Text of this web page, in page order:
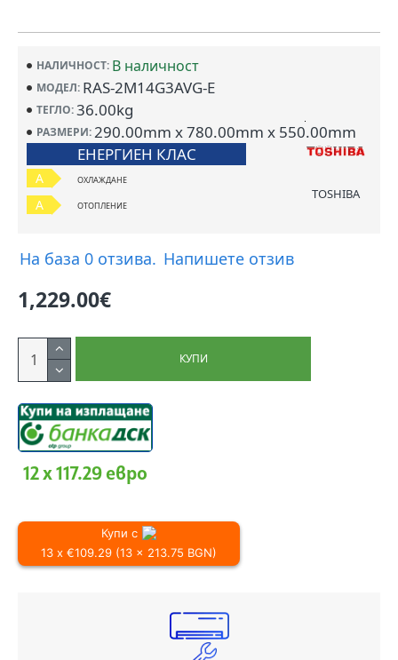
НАЛИЧНОСТ: В наличност
МОДЕЛ: RAS-2M14G3AVG-E
ТЕГЛО:36.00kg
РАЗМЕРИ:290.00mm x 780.00mm x 550.00mm
ЕНЕРГИЕН КЛАС
A ОХЛАЖДАНЕ
A ОТОПЛЕНИЕ
TOSHIBA
На база 0 отзива. Напишете отзив
1,229.00€
КУПИ
12 x 117.29 евро
Купи с
13 x €109.29 (13 x 213.75 BGN)